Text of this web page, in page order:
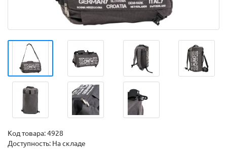
Код товара:4928
Доступность: На складе